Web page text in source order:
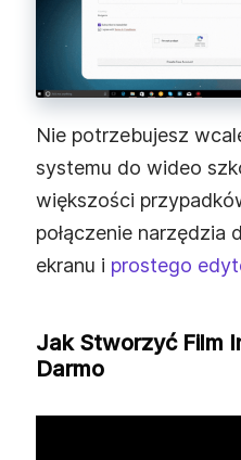
Nie potrzebujesz
systemu do wideo
większości
połączenie narzędzia
ekranu i prostego
Jak Stworzyć Film
Darmo